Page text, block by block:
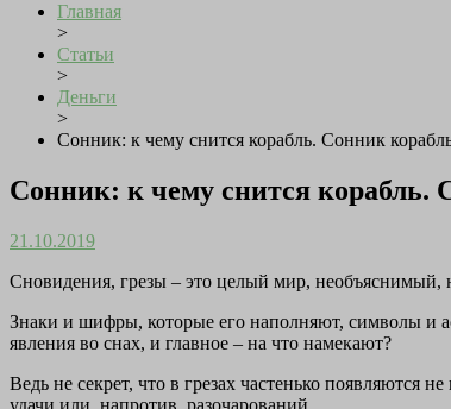
Главная
>
Статьи
>
Деньги
>
Сонник: к чему снится корабль. Сонник
Сонник: к чему снится корабль.
21.10.2019
Сновидения, грезы – это целый мир, необъяснимый,
Знаки и шифры, которые его наполняют, символы и
явления во снах, и главное – на что намекают?
Ведь не секрет, что в грезах частенько появляются
удачи или, напротив, разочарований.